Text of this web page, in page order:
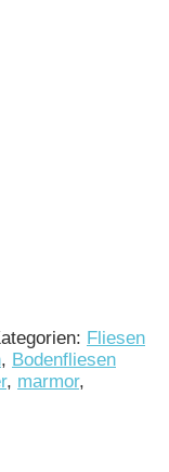
Fliesen
, Bodenfliesen
, marmor,